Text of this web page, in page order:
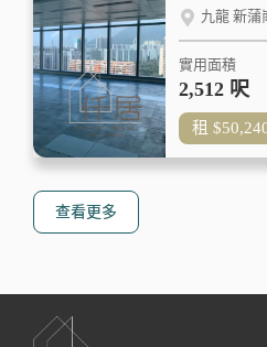
查看更多
九龍 新蒲
實用面積
2,512 呎
租